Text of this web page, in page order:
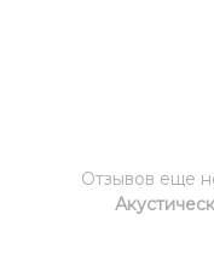
Отзывов еще